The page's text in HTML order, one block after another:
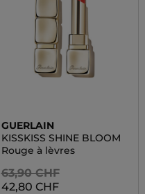
GUERLAIN
KISSKISS SHINE BLOOM
Rouge à lèvres
63,90 CHF
42,80 CHF